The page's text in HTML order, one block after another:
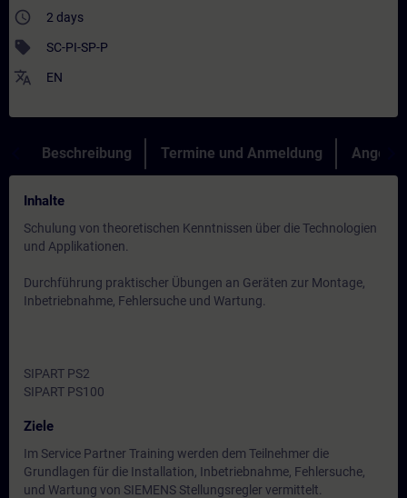
access_time 2 days
sell SC-PI-SP-P
translate EN
Beschreibung Termine und Anmeldung Angebot
Inhalte
Schulung von theoretischen Kenntnissen über die Technologien
und Applikationen.
Durchführung praktischer Übungen an Geräten zur Montage,
Inbetriebnahme, Fehlersuche und Wartung.
SIPART PS2
SIPART PS100
Ziele
Im Service Partner Training werden dem Teilnehmer die
Grundlagen für die Installation, Inbetriebnahme, Fehlersuche,
und Wartung von SIEMENS Stellungsregler vermittelt.